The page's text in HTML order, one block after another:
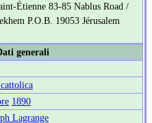
Étienne 83-85 Nablus Road /
P.O.B. 19053 Jérusalem
generali
1890
Lagrange